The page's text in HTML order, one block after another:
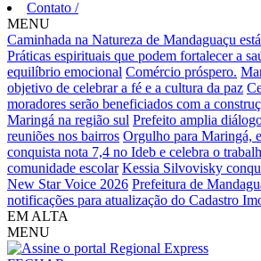
Contato /
MENU
Caminhada na Natureza de Mandaguaçu
Práticas espirituais que podem fortalecer a
equilíbrio emocional Comércio próspero.
objetivo de celebrar a fé e a cultura da paz
moradores serão beneficiados com a
Maringá na região sul Prefeito amplia
reuniões nos bairros Orgulho para Maringá,
conquista nota 7,4 no Ideb e celebra o
comunidade escolar Kessia Silvovisky
New Star Voice 2026 Prefeitura de
notificações para atualização do Cadastro
EM ALTA
MENU